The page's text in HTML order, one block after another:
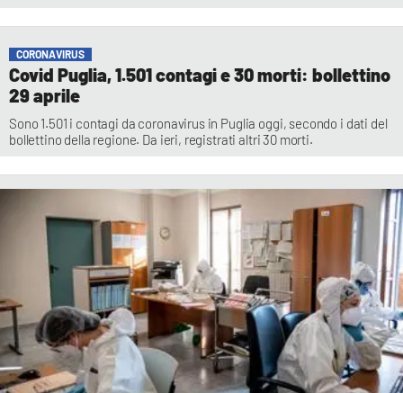
CORONAVIRUS
Covid Puglia, 1.501 contagi e 30 morti: bollettino
29 aprile
Sono 1.501 i contagi da coronavirus in Puglia oggi, secondo i dati del
bollettino della regione. Da ieri, registrati altri 30 morti.